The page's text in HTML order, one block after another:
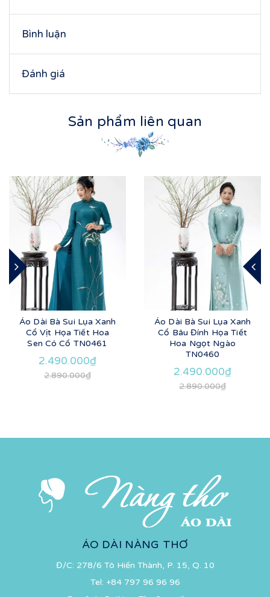
Bình luận
Đánh giá
Sản phẩm liên quan
Áo Dài Bà Sui Lụa Xanh
Cổ Vịt Họa Tiết Hoa
Sen Có Cổ TN0461
2.490.000₫
2.890.000₫
Áo Dài Bà Sui Lụa Xanh
Cổ Bâu Đính Họa Tiết
Hoa Ngọt Ngào
TN0460
2.490.000₫
2.890.000₫
ÁO DÀI NÀNG THƠ
Đ/C: 278/6 Tô Hiến Thành, P. 15, Q. 10
Tel: +84 797 96 96 96